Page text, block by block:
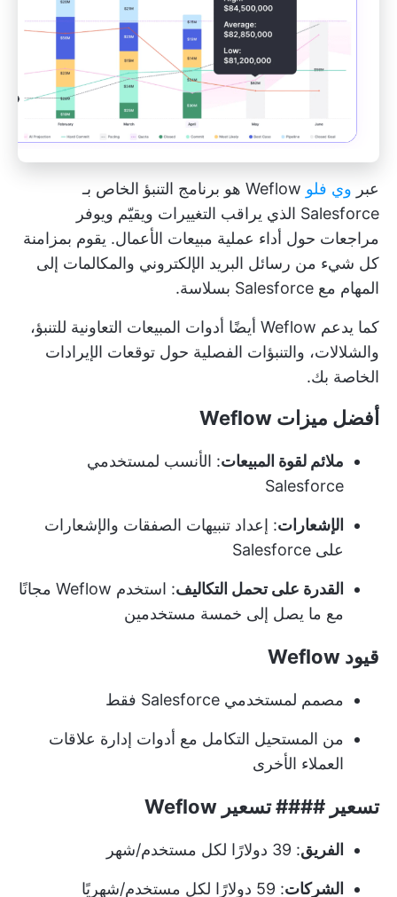
عبر وي فلو
Weflow هو برنامج التنبؤ الخاص بـ
Salesforce الذي يراقب التغييرات ويقيّم ويوفر
مراجعات حول أداء عملية مبيعات الأعمال. يقوم بمزامنة
كل شيء من رسائل البريد الإلكتروني والمكالمات إلى
المهام مع Salesforce بسلاسة.
كما يدعم Weflow أيضًا أدوات المبيعات التعاونية للتنبؤ،
والشلالات، والتنبؤات الفصلية حول توقعات الإيرادات
الخاصة بك.
أفضل ميزات Weflow
ملائم لقوة المبيعات: الأنسب لمستخدمي
Salesforce
الإشعارات: إعداد تنبيهات الصفقات والإشعارات
على Salesforce
القدرة على تحمل التكاليف
: استخدم Weflow مجانًا
مع ما يصل إلى خمسة مستخدمين
قيود Weflow
مصمم لمستخدمي Salesforce فقط
من المستحيل التكامل مع أدوات إدارة علاقات
العملاء الأخرى
تسعير #### تسعير Weflow
الفريق: 39 دولارًا لكل مستخدم/شهر
الشركات: 59 دولارًا لكل مستخدم/شهريًا